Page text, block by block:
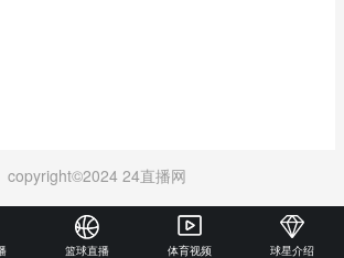
copyright©2024 24直播网
篮球直播 体育视频 球星介绍